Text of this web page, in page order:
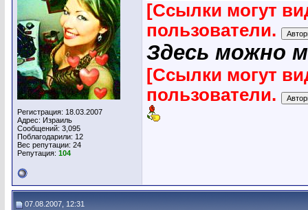
Регистрация: 18.03.2007
Адрес: Израиль
Сообщений: 3,095
Поблагодарили: 12
Вес репутации: 24
Репутация: 104
[Ссылки могут
пользователи.
Здесь можно
[Ссылки могут
пользователи.
07.08.2007, 12:31